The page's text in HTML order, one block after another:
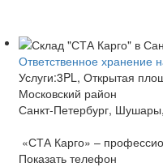
Ответственное хранение
Услуги:3PL, Открытая
Московский район
Санкт-Петербург,
«СТА Карго» –
Показать телефон